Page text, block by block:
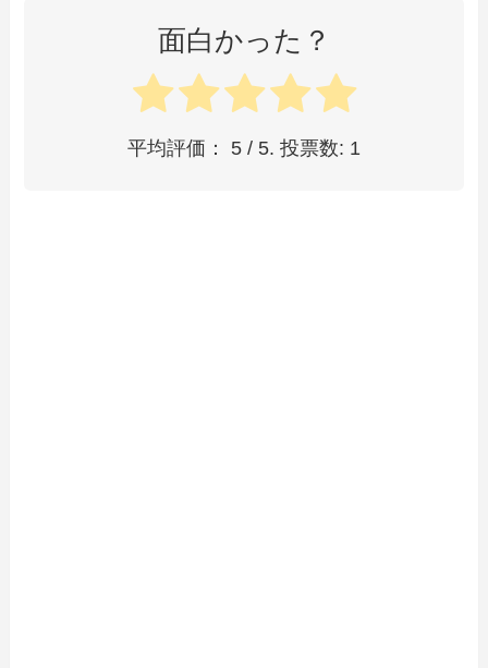
面白かった？
平均評価： 5 / 5. 投票数: 1